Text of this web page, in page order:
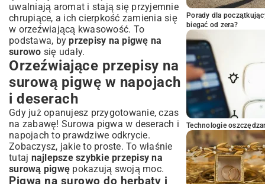
uwalniają aromat i stają się przyjemnie
chrupiące, a ich cierpkość zamienia się
w orzeźwiającą kwasowość. To
podstawa, byprzepisy na pigwę na
surowo się udały.
Orzeźwiające przepisy na
surową pigwę w napojach
i deserach
Gdy już opanujesz przygotowanie, czas
na zabawę! Surowa pigwa w deserach i
napojach to prawdziwe odkrycie.
Zobaczysz, jakie to proste. To właśnie
tutaj najlepsze szybkie przepisy na
surową pigwę pokazują swoją moc.
Pigwa na surowo do herbaty i
Porady dla
biegać od zera?
Technologie